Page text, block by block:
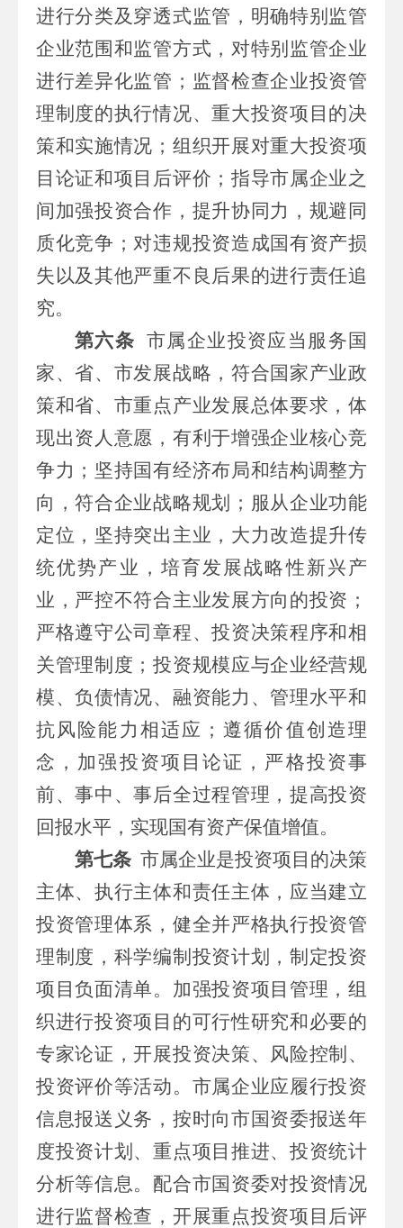
进行分类及穿透式监管，明确特别监管
企业范围和监管方式，对特别监管企业
进行差异化监管；监督检查企业投资管
理制度的执行情况、重大投资项目的决
策和实施情况；组织开展对重大投资项
目论证和项目后评价 ；指导市属企业之
间加强投资合作，提升协同力，规避同
质化竞争； 对违规投资造成国有资产损
失以及其他严重不良后果的进行责任追
究。
第六条 市属企业投资应当服务国
家、省、市发展战略，符合国家产业政
策和省、市重点产业发展总体要求，体
现出资人意愿，有利于增强企业核心竞
争力；坚持国有经济布局和结构调整方
向，符合企业战略规划；服从企业功能
定位，坚持突出主业，大力改造提升传
统优势产业，培育发展战略性新兴产
业，严控不符合主业发展方向的投资；
严格遵守公司章程、投资决策程序和相
关管理制度；投资规模应与企业经营规
模、负债情况、融资能力、管理水平和
抗风险能力相适应；遵循价值创造理
念，加强投资项目论证，严格投资事
前、事中、事后全过程管理，提高投资
回报水平，实现国有资产保值增值。
第七条 市属企业是投资项目的决策
主体、执行主体和责任主体，应当建立
投资管理体系，健全并严格执行投资管
理制度，科学编制投资计划，制定投资
项目负面清单。加强投资项目管理，组
织进行投资项目的可行性研究和必要的
专家论证，开展投资决策、风险控制、
投资评价等活动。 市属企业应履行投资
信息报送义务，按时向市国资委报送年
度投资计划、重点项目推进、投资统计
分析等信息。配合市国资委对投资情况
进行监督检查，开展重点投资项目后评